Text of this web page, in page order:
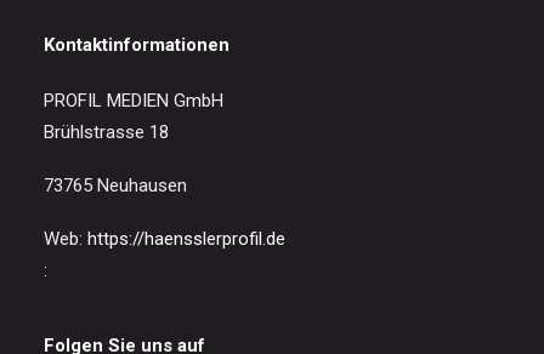
Kontaktinformationen
PROFIL MEDIEN GmbH
Brühlstrasse 18
73765 Neuhausen
Web: https://haensslerprofil.de
:
Folgen Sie uns auf